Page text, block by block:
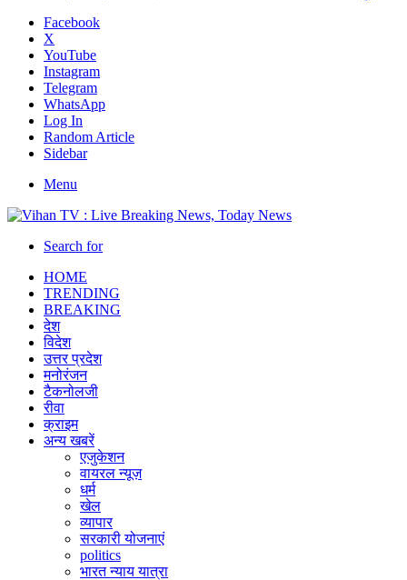
Facebook
X
YouTube
Instagram
Telegram
WhatsApp
Log In
Random Article
Sidebar
Menu
Search for
HOME
TRENDING
BREAKING
देश
विदेश
उत्तर प्रदेश
मनोरंजन
टैकनोलजी
रीवा
क्राइम
अन्य खबरें
एजुकेशन
वायरल न्यूज़
धर्म
खेल
व्यापार
सरकारी योजनाएं
politics
भारत न्याय यात्रा